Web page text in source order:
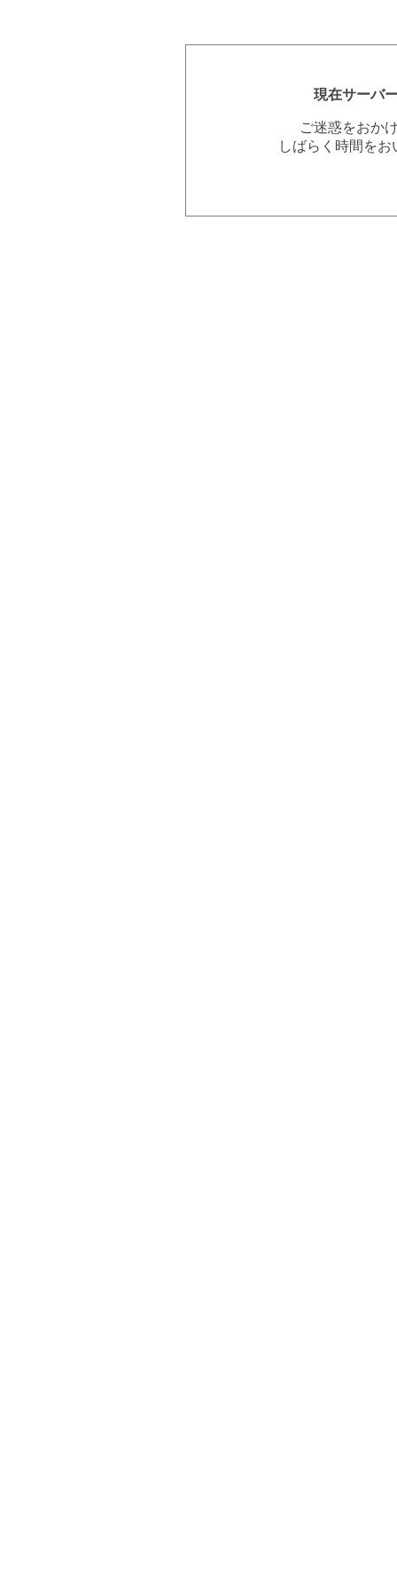
現在サーバ
ご迷惑をおか
しばらく時間を